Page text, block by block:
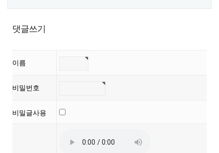
댓글쓰기
이름
비밀번호
비밀글사용